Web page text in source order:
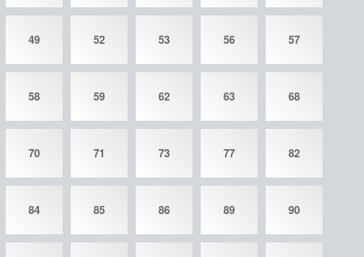
49 52 53 56 57
58 59 62 63 68
70 71 73 77 82
84 85 86 89 90